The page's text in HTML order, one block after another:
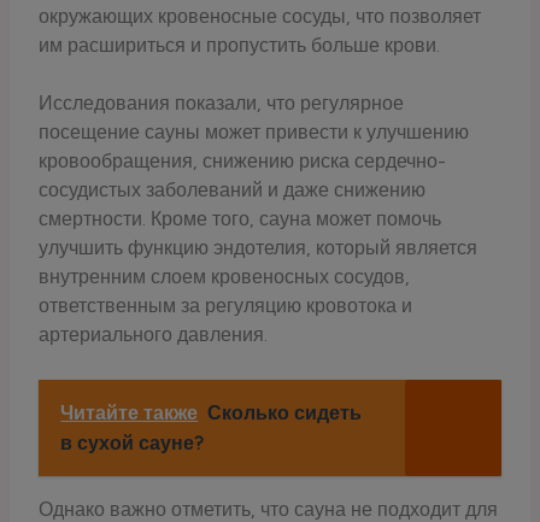
окружающих кровеносные сосуды, что позволяет
им расшириться и пропустить больше крови.
Исследования показали, что регулярное
посещение сауны может привести к улучшению
кровообращения, снижению риска сердечно-
сосудистых заболеваний и даже снижению
смертности. Кроме того, сауна может помочь
улучшить функцию эндотелия, который является
внутренним слоем кровеносных сосудов,
ответственным за регуляцию кровотока и
артериального давления.
Читайте также Сколько сидеть
в сухой сауне?
Однако важно отметить, что сауна не подходит для